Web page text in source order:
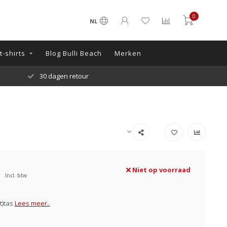
NL
0
shirts Blog Bulli Beach Merken
30 dagen retour
Incl. btw
Niet op voorraad
Lees meer..